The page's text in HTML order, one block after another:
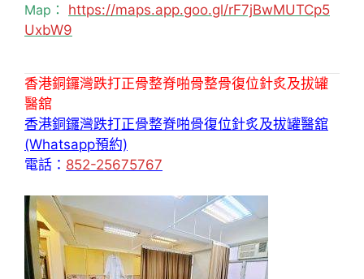
Map： https://maps.app.goo.gl/rF7jBwMUTCp5
UxbW9
香港銅鑼灣跌打正骨整脊啪骨整骨復位針炙及拔罐
醫舘
香港銅鑼灣跌打正骨整脊啪骨復位針炙及拔罐醫舘
(Whatsapp預約)
電話： 852-25675767